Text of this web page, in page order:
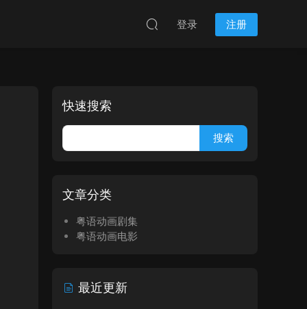
登录 注册
快速搜索
文章分类
粤语动画剧集
粤语动画电影
最近更新